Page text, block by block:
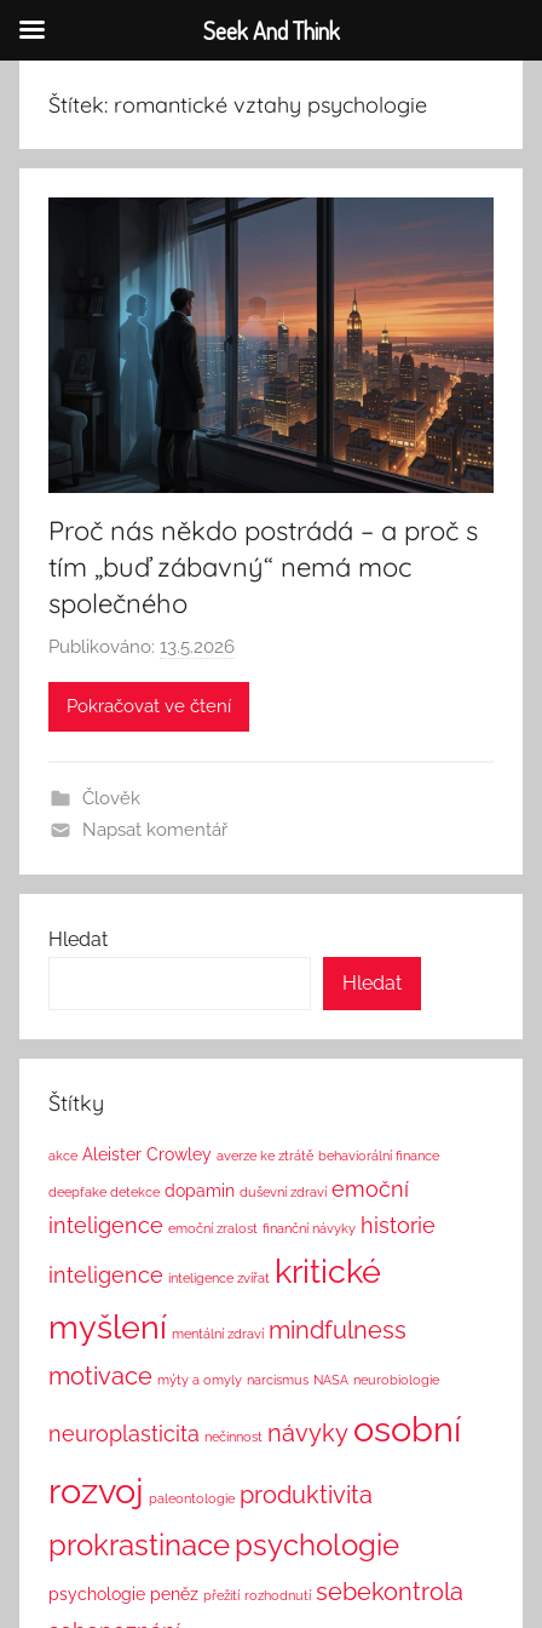
obsahu
Štítek: romantické vztahy psychologie
Proč nás někdo postrádá – a proč s
tím „buď zábavný“ nemá moc
společného
Publikováno: 13.5.2026
u
e
T
n
Pokračovat ve čtení
Člověk
Napsat komentář
Hledat
Hledat
Štítky
akce Aleister Crowley averze ke ztrátě behaviorální finance
deepfake detekce dopamin duševní zdraví emoční
inteligence emoční zralost finanční návyky historie
inteligence inteligence zvířat kritické
myšlení mentální zdraví mindfulness
motivace mýty a omyly narcismus NASA neurobiologie
neuroplasticita nečinnost návyky osobní
rozvoj paleontologie produktivita
prokrastinacepsychologie
psychologie peněz přežití rozhodnutí sebekontrola
Seek And Think